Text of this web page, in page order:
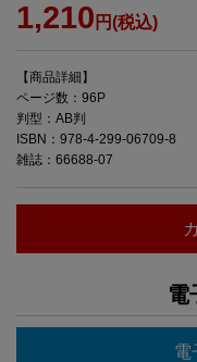
1,210 円(税込)
【商品詳細】
ページ数：96P
判型：AB判
ISBN：978-4-299-06709-8
雑誌：66688-07
電
電